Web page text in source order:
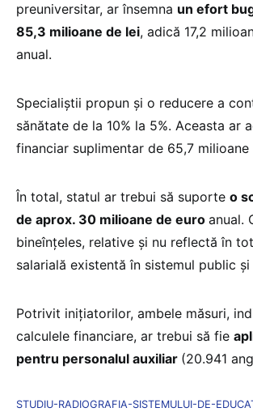
preuniversitar, ar însemna un efort
85,3 milioane de lei, adică 17,2
anual.
Specialiștii propun și o reducere a
sănătate de la 10% la 5%. Aceasta ar
financiar suplimentar de 65,7 milioane
În total, statul ar trebui să suporte o
de aprox. 30 milioane de euro anual.
bineînțeles, relative și nu reflectă în
salarială existentă în sistemul public
Potrivit inițiatorilor, ambele măsuri,
calculele financiare, ar trebui să fie
pentru personalul auxiliar (20.941
STUDIU-RADIOGRAFIA-SISTEMULUI-DE-